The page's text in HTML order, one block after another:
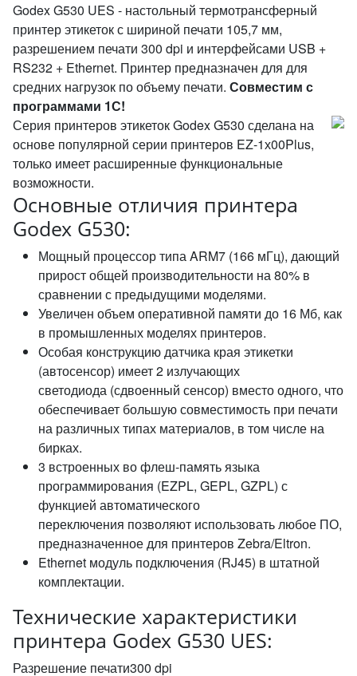
Godex G530 UES - настольный термотрансферный
принтер этикеток с шириной печати 105,7 мм,
разрешением печати 300 dpi и интерфейсами USB +
RS232 + Ethernet. Принтер предназначен для для
средних нагрузок по объему печати. Совместим с
программами 1С!
Серия принтеров этикеток Godex G530 сделана на
основе популярной серии принтеров EZ-1х00Plus,
только имеет расширенные функциональные
возможности.
Основные отличия принтера
Godex G530:
Мощный процессор типа ARM7 (166 мГц), дающий
прирост общей производительности на 80% в
сравнении с предыдущими моделями.
Увеличен объем оперативной памяти до 16 Мб, как
в промышленных моделях принтеров.
Особая конструкцию датчика края этикетки
(автосенсор) имеет 2 излучающих
светодиода (сдвоенный сенсор) вместо одного, что
обеспечивает большую совместимость при печати
на различных типах материалов, в том числе на
бирках.
3 встроенных во флеш-память языка
программирования (EZPL, GEPL, GZPL) с
функцией автоматического
переключения позволяют использовать любое ПО,
предназначенное для принтеров Zebra/Eltron.
Ethernet модуль подключения (RJ45) в штатной
комплектации.
Технические характеристики
принтера Godex G530 UES:
Разрешение печати300 dpi